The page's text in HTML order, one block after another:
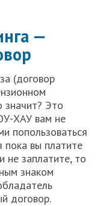
—
(договор
значит? Это
ХАУ вам не
попользоваться
пока вы платите
не заплатите, то
знаком
договор.